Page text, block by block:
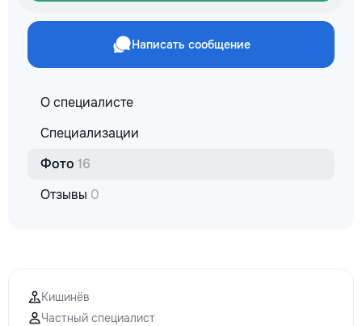
Написать сообщение
О специалисте
Специализации
Фото 16
Отзывы 0
Кишинёв
Частный специалист